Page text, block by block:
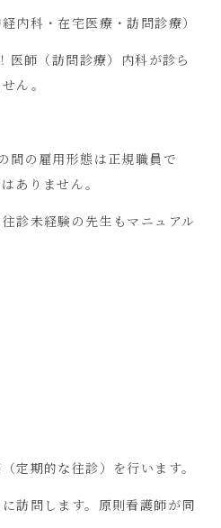
科・在宅医療・訪問診療）
！医師（訪問診療）内科が診ら
ん。
間の雇用形態は正規職員で
ありません。
診未経験の先生もマニュアル
定期的な往診）を行います。
問します。原則看護師が同